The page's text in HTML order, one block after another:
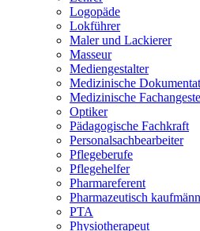
Logopäde
Lokführer
Maler und Lackierer
Masseur
Mediengestalter
Medizinische
Medizinische
Optiker
Pädagogische Fachkraft
Personalsachbearbeiter
Pflegeberufe
Pflegehelfer
Pharmareferent
Pharmazeutisch
PTA
Physiotherapeut